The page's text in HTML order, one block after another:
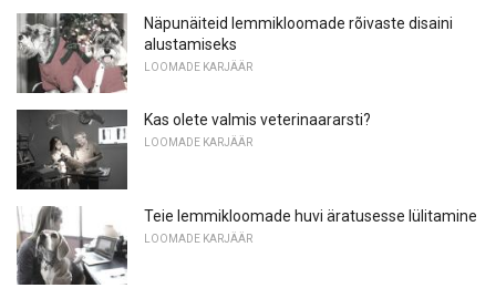
Näpunäiteid lemmikloomade rõivaste disaini
alustamiseks
LOOMADE KARJÄÄR
Kas olete valmis veterinaararsti?
LOOMADE KARJÄÄR
Teie lemmikloomade huvi äratusesse lülitamine
LOOMADE KARJÄÄR